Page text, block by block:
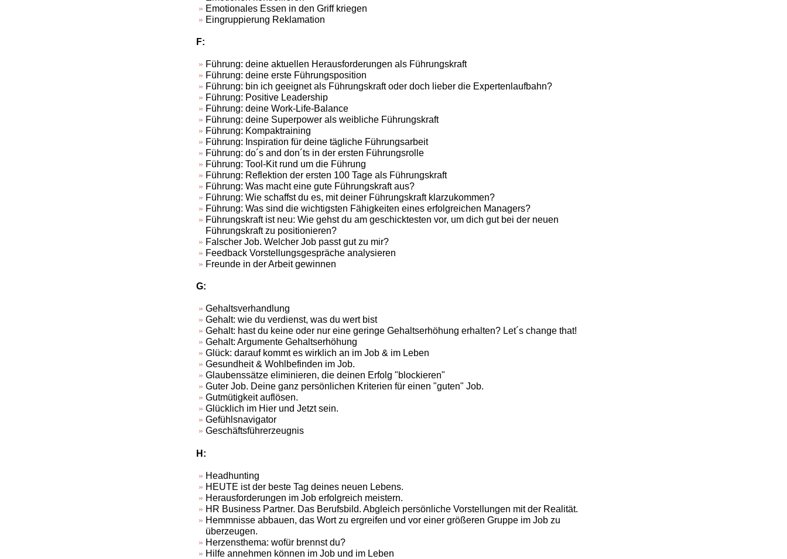
Emotionales Essen in den Griff kriegen
Eingruppierung Reklamation
F:
Führung: deine aktuellen Herausforderungen als Führungskraft
Führung: deine erste Führungsposition
Führung: bin ich geeignet als Führungskraft oder doch lieber die Expertenlaufbahn?
Führung: Positive Leadership
Führung: deine Work-Life-Balance
Führung: deine Superpower als weibliche Führungskraft
Führung: Kompaktraining
Führung: Inspiration für deine tägliche Führungsarbeit
Führung: do´s and don´ts in der ersten Führungsrolle
Führung: Tool-Kit rund um die Führung
Führung: Reflektion der ersten 100 Tage als Führungskraft
Führung: Was macht eine gute Führungskraft aus?
Führung: Wie schaffst du es, mit deiner Führungskraft klarzukommen?
Führung: Was sind die wichtigsten Fähigkeiten eines erfolgreichen Managers?
Führungskraft ist neu: Wie gehst du am geschicktesten vor, um dich gut bei der neuen
Führungskraft zu positionieren?
Falscher Job. Welcher Job passt gut zu mir?
Feedback Vorstellungsgespräche analysieren
Freunde in der Arbeit gewinnen
G:
Gehaltsverhandlung
Gehalt: wie du verdienst, was du wert bist
Gehalt: hast du keine oder nur eine geringe Gehaltserhöhung erhalten? Let´s change that!
Gehalt: Argumente Gehaltserhöhung
Glück: darauf kommt es wirklich an im Job & im Leben
Gesundheit & Wohlbefinden im Job.
Glaubenssätze eliminieren, die deinen Erfolg "blockieren"
Guter Job. Deine ganz persönlichen Kriterien für einen "guten" Job.
Gutmütigkeit auflösen.
Glücklich im Hier und Jetzt sein.
Gefühlsnavigator
Geschäftsführerzeugnis
H:
Headhunting
HEUTE ist der beste Tag deines neuen Lebens.
Herausforderungen im Job erfolgreich meistern.
HR Business Partner. Das Berufsbild. Abgleich persönliche Vorstellungen mit der Realität.
Hemmnisse abbauen, das Wort zu ergreifen und vor einer größeren Gruppe im Job zu
überzeugen.
Herzensthema: wofür brennst du?
Hilfe annehmen können im Job und im Leben